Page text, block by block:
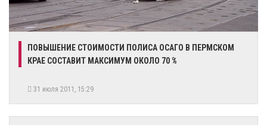
ПОВЫШЕНИЕ СТОИМОСТИ ПОЛИСА ОСАГО В ПЕРМСКОМ
КРАЕ СОСТАВИТ МАКСИМУМ ОКОЛО 70 %
31 июля 2011, 15:29